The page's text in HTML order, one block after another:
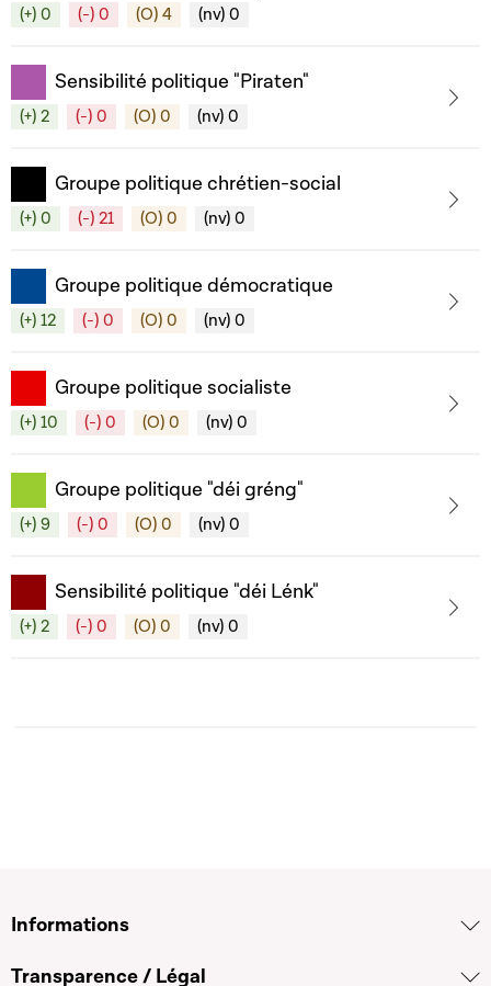
(+) 0 (-) 0 (O) 4 (nv) 0
Sensibilité politique "Piraten"
(+) 2 (-) 0 (O) 0 (nv) 0
Groupe politique chrétien-social
(+) 0 (-) 21 (O) 0 (nv) 0
Groupe politique démocratique
(+) 12 (-) 0 (O) 0 (nv) 0
Groupe politique socialiste
(+) 10 (-) 0 (O) 0 (nv) 0
Groupe politique "déi gréng"
(+) 9 (-) 0 (O) 0 (nv) 0
Sensibilité politique "déi Lénk"
(+) 2 (-) 0 (O) 0 (nv) 0
Informations
Transparence / Légal